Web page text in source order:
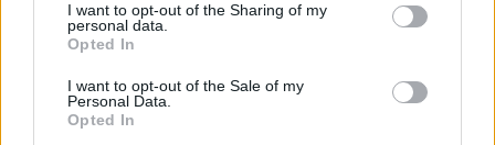
I want to opt-out of the Sharing of my
personal data.
Opted In
I want to opt-out of the Sale of my
Personal Data.
Opted In
tartozik, melynek olvasása előfizetéses
regisztrációhoz kötött.
Portfolio.hu teljes cikkarchívum
Kötéslisták: BÉT elmúlt 2 év napon belüli